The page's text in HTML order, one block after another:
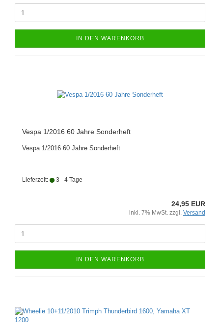
IN DEN WARENKORB
Vespa 1/2016 60 Jahre Sonderheft
Vespa 1/2016 60 Jahre Sonderheft
Lieferzeit: 3 - 4 Tage
24,95 EUR
inkl. 7% MwSt. zzgl. Versand
IN DEN WARENKORB